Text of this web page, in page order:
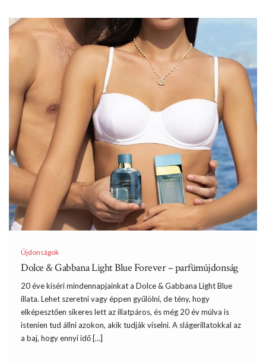
Újdonságok
Dolce & Gabbana Light Blue Forever – parfümújdonság
20 éve kíséri mindennapjainkat a Dolce & Gabbana Light Blue
illata. Lehet szeretni vagy éppen gyűlölni, de tény, hogy
elképesztően sikeres lett az illatpáros, és még 20 év múlva is
istenien tud állni azokon, akik tudják viselni. A slágerillatokkal az
a baj, hogy ennyi idő […]